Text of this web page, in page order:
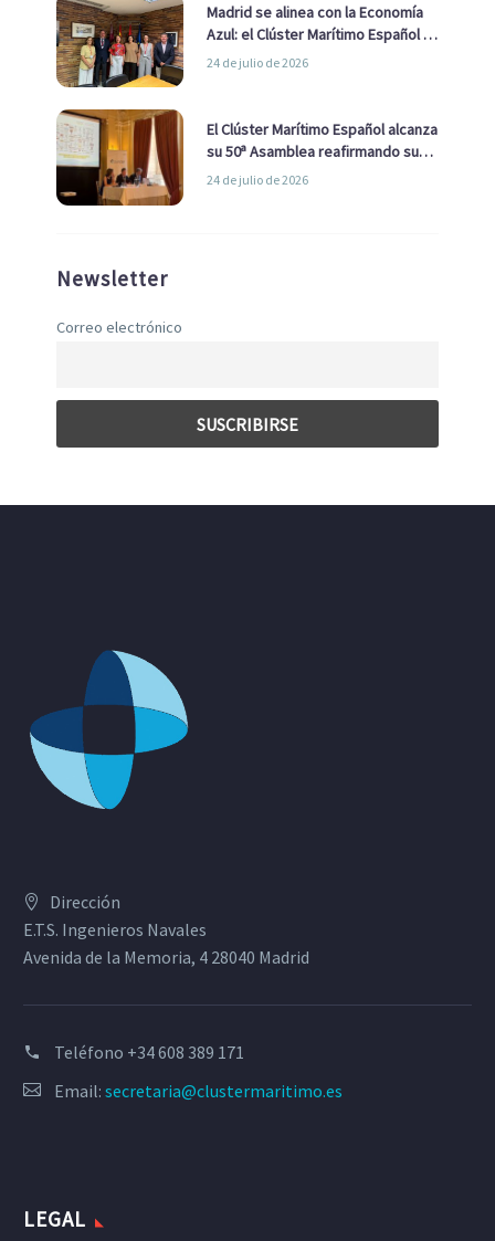
Madrid se alinea con la Economía
Azul: el Clúster Marítimo Español y
la Real Liga Naval avanzan alianzas
24 de julio de 2026
El Clúster Marítimo Español alcanza
su 50ª Asamblea reafirmando su
liderazgo en la Economía Azul
24 de julio de 2026
Newsletter
Correo electrónico
Dirección
E.T.S. Ingenieros Navales
Avenida de la Memoria, 4 28040 Madrid
Teléfono +34 608 389 171
Email: secretaria@clustermaritimo.es
LEGAL